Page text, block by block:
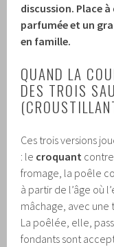
discussion. Place
parfumée et un
en famille.
QUAND LA
DES TROIS
Ces trois versions
: le croquant
fromage, la poêle
à partir de l’âge où
mâchage, avec une
La poêlée, elle,
fondants sont